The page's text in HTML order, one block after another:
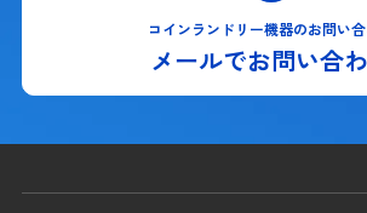
コインランドリー機器のお問い
メールでお問い合